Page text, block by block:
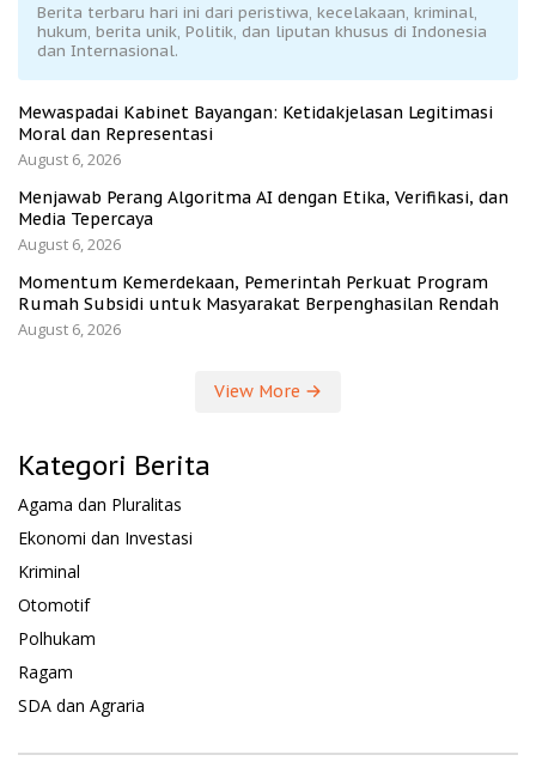
Berita terbaru hari ini dari peristiwa, kecelakaan, kriminal,
hukum, berita unik, Politik, dan liputan khusus di Indonesia
dan Internasional.
Mewaspadai Kabinet Bayangan: Ketidakjelasan Legitimasi
Moral dan Representasi
August 6, 2026
Menjawab Perang Algoritma AI dengan Etika, Verifikasi, dan
Media Tepercaya
August 6, 2026
Momentum Kemerdekaan, Pemerintah Perkuat Program
Rumah Subsidi untuk Masyarakat Berpenghasilan Rendah
August 6, 2026
View More
Kategori Berita
Agama dan Pluralitas
Ekonomi dan Investasi
Kriminal
Otomotif
Polhukam
Ragam
SDA dan Agraria